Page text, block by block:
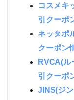
コスメキ
引クーポ
ネッタポ
クーポン
RVCA(ル
引クーポ
JINS(ジ